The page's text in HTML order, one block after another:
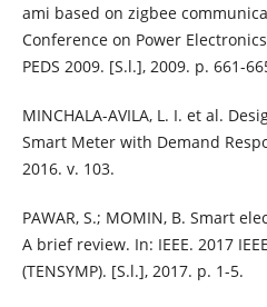
ami based on zigbee
Conference on Power
PEDS 2009. [S.l.], 2009. p. 661-
MINCHALA-AVILA, L. I. et al.
Smart Meter with Demand
2016. v. 103.
PAWAR, S.; MOMIN, B. Smart
A brief review. In: IEEE. 2017
(TENSYMP). [S.l.], 2017. p. 1-5.